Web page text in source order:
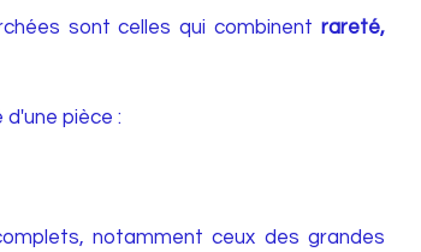
sont celles qui combinent rareté,
pièce :
notamment ceux des grandes